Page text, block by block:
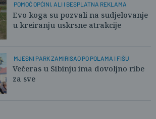
POMOĆ OPĆINI, ALI I BESPLATNA REKLAMA
Evo koga su pozvali na sudjelovanje
u kreiranju uskrsne atrakcije
MJESNI PARK ZAMIRISAO PO POLAMA I FIŠU
Večeras u Sibinju ima dovoljno ribe
za sve